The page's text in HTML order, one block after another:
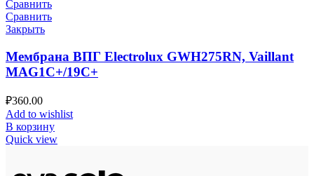
Сравнить
Сравнить
Закрыть
Мембрана ВПГ Electrolux GWH275RN, Vaillant
MAG1C+/19C+
₽360.00
Add to wishlist
В корзину
Quick view